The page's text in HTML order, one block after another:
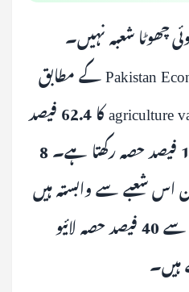
چھوٹا شعبہ نہیں۔
Pakistan Economic Survey 2025-26 کے مطابق
لائیو اسٹاک agriculture value addition کا 62.4 فیصد
اور national GDP کا 14.6 فیصد حصہ رکھتا ہے۔ 8
اس شعبے سے وابستہ ہیں
اور اپنی آمدن کا تقریباً 35 سے 40 فیصد حصہ لائیو